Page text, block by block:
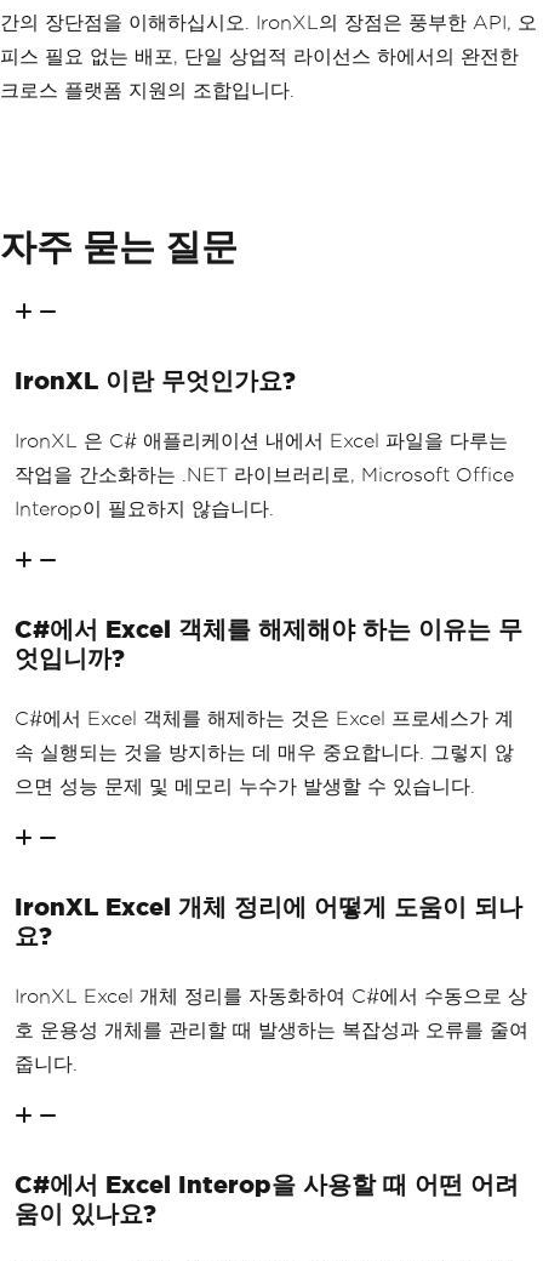
간의 장단점을 이해하십시오. IronXL의 장점은 풍부한 API, 오
피스 필요 없는 배포, 단일 상업적 라이선스 하에서의 완전한
크로스 플랫폼 지원의 조합입니다.
자주 묻는 질문
IronXL 이란 무엇인가요?
IronXL 은 C# 애플리케이션 내에서 Excel 파일을 다루는
작업을 간소화하는 .NET 라이브러리로, Microsoft Office
Interop이 필요하지 않습니다.
C#에서 Excel 객체를 해제해야 하는 이유는 무
엇입니까?
C#에서 Excel 객체를 해제하는 것은 Excel 프로세스가 계
속 실행되는 것을 방지하는 데 매우 중요합니다. 그렇지 않
으면 성능 문제 및 메모리 누수가 발생할 수 있습니다.
IronXL Excel 개체 정리에 어떻게 도움이 되나
요?
IronXL Excel 개체 정리를 자동화하여 C#에서 수동으로 상
호 운용성 개체를 관리할 때 발생하는 복잡성과 오류를 줄여
줍니다.
C#에서 Excel Interop을 사용할 때 어떤 어려
움이 있나요?